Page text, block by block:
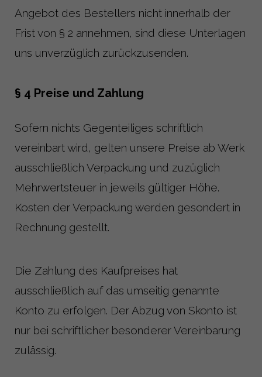
Angebot des Bestellers nicht innerhalb der
Frist von § 2 annehmen, sind diese Unterlagen
uns unverzüglich zurückzusenden.
§ 4 Preise und Zahlung
Sofern nichts Gegenteiliges schriftlich
vereinbart wird, gelten unsere Preise ab Werk
ausschließlich Verpackung und zuzüglich
Mehrwertsteuer in jeweils gültiger Höhe.
Kosten der Verpackung werden gesondert in
Rechnung gestellt.
Die Zahlung des Kaufpreises hat
ausschließlich auf das umseitig genannte
Konto zu erfolgen. Der Abzug von Skonto ist
nur bei schriftlicher besonderer Vereinbarung
zulässig.